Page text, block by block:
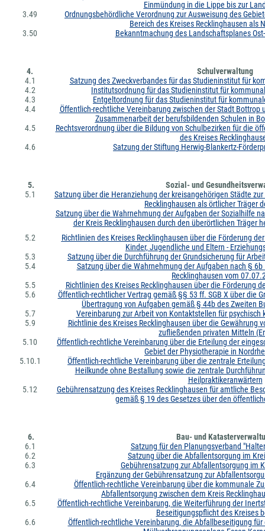
Einmündung in die Lippe bis zur
3.49
3.50
Ordnungsbehördliche Verordnung zur Ausweisung des
Bereich des Kreises Recklinghausen als
Bekanntmachung des Landschaftsplanes
4.
Schulverwaltung
4.1
Satzung des Zweckverbandes für das Studieninstitut für
4.2
Institutsordnung für das Studieninstitut für
4.3
Entgeltordnung für das Studieninstitut für
4.4
Öffentlich-rechtliche Vereinbarung zwischen der Stadt Bottrop
Zusammenarbeit der berufsbildenden Schulen in
4.5
Rechtsverordnung über die Bildung von Schulbezirken für die
des Kreises
4.6
Satzung der Stiftung Herwig-Blankertz-
5.
Sozial- und
5.1
Satzung über die Heranziehung der kreisangehörigen Städte
Recklinghausen als örtlicher Träger
Satzung über die Wahrnehmung der Aufgaben der Sozialhilfe
der Kreis Recklinghausen durch den überörtlichen Träger
5.2
Richtlinien des Kreises Recklinghausen über die Förderung
Kinder, Jugendliche und Eltern -
5.3
Satzung über die Durchführung der Grundsicherung für
5.4
Satzung über die Wahrnehmung der Aufgaben nach §
Recklinghausen vom
5.5
Richtlinien des Kreises Recklinghausen über die Förderung
5.6
5.7
Öffentlich-rechtlicher Vertrag gemäß §§ 53 ff. SGB X über die
Übertragung von Aufgaben gemäß § 44b des Zweiten
Vereinbarung zur Arbeit von Kontaktstellen für psychisch
5.9
Richtlinie des Kreises Recklinghausen über die Gewährung
zufließenden privaten Mitteln
5.10
Öffentlich-rechtliche Vereinbarung über die Erteilung der
Gebiet der Physiotherapie in
5.10.1
Öffentlich-rechtliche Vereinbarung über die zentrale
Heilkunde ohne Bestallung sowie die zentrale
Heilpraktikeranwärtern
5.12
Gebührensatzung des Kreises Recklinghausen für amtliche
gemäß § 19 des Gesetzes über den
6.
Bau- und
6.1
Satzung für den Planungsverband
6.2
Satzung über die Abfallentsorgung im
6.3
Gebührensatzung zur Abfallentsorgung im
Ergänzung der Gebührensatzung zur
6.4
Öffentlich-rechtliche Vereinbarung über die kommunale
Abfallentsorgung zwischen dem Kreis
6.5
Öffentlich-rechtliche Vereinbarung, die Weiterführung der
Beseitigungspflicht des Kreises
6.6
Öffentlich-rechtliche Vereinbarung, die Abfallbeseitigung für